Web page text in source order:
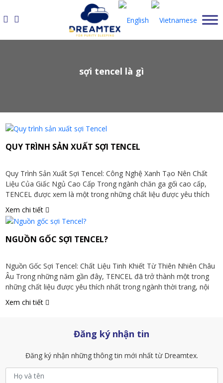
to
content
sợi tencel là gì
QUY TRÌNH SẢN XUẤT SỢI TENCEL
Quy Trình Sản Xuất Sợi Tencel: Công Nghệ Xanh Tạo Nên Chất
Liệu Của Giấc Ngủ Cao Cấp Trong ngành chăn ga gối cao cấp,
TENCEL được xem là một trong những chất liệu được yêu thích
nhất nhờ độ mềm mại, thoáng khí và thân thiện với làn da. Nhưng
ít ai biết rằng […]
Xem chi tiết
NGUỒN GỐC SỢI TENCEL?
Nguồn Gốc Sợi Tencel: Chất Liệu Tinh Khiết Từ Thiên Nhiên Châu
Âu Trong những năm gần đây, TENCEL đã trở thành một trong
những chất liệu được yêu thích nhất trong ngành thời trang, nội
thất và đặc biệt là chăn ga gối cao cấp. Nhưng ít ai biết rằng phía
sau sự mềm […]
Xem chi tiết
Đăng ký nhận tin
Đăng ký nhận những thông tin mới nhất từ Dreamtex.